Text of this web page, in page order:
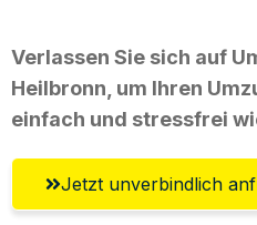
Verlassen Sie sich auf
Heilbronn, um Ihren
einfach und stressfrei
Jetzt unverbindlich